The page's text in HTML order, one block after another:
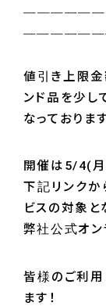
値引き上限金
ンド品を少し
なっております
開催は5/4(月
下記リンクか
ビスの対象と
弊社公式オン
皆様のご利用
ます！